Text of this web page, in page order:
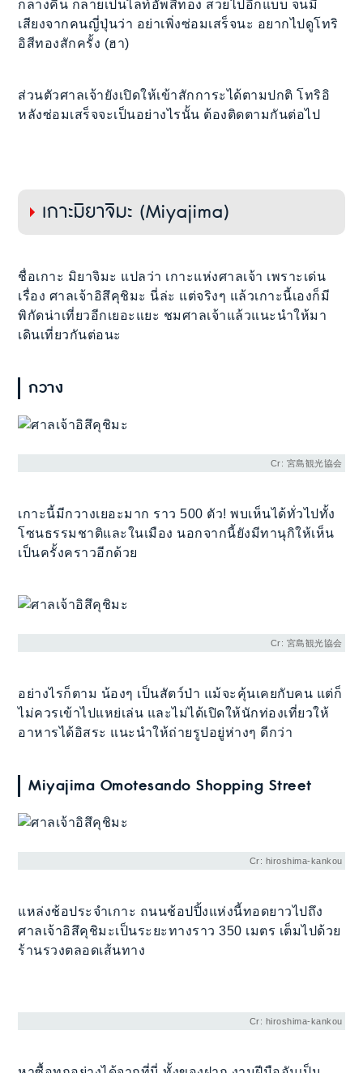
กลางคืน กลายเป็นไลท์อัพสีทอง สวยไปอีกแบบ จนมี
เสียงจากคนญี่ปุ่นว่า อย่าเพิ่งซ่อมเสร็จนะ อยากไปดูโทริ
อิสีทองสักครั้ง (ฮา)
ส่วนตัวศาลเจ้ายังเปิดให้เข้าสักการะได้ตามปกติ โทริอิ
หลังซ่อมเสร็จจะเป็นอย่างไรนั้น ต้องติดตามกันต่อไป
เกาะมิยาจิมะ (Miyajima)
ชื่อเกาะ มิยาจิมะ แปลว่า เกาะแห่งศาลเจ้า เพราะเด่น
เรื่อง ศาลเจ้าอิสึคุชิมะ นี่ล่ะ แต่จริงๆ แล้วเกาะนี้เองก็มี
พิกัดน่าเที่ยวอีกเยอะแยะ ชมศาลเจ้าแล้วแนะนำให้มา
เดินเที่ยวกันต่อนะ
กวาง
Cr: 宮島観光協会
เกาะนี้มีกวางเยอะมาก ราว 500 ตัว! พบเห็นได้ทั่วไปทั้ง
โซนธรรมชาติและในเมือง นอกจากนี้ยังมีทานุกิให้เห็น
เป็นครั้งคราวอีกด้วย
Cr: 宮島観光協会
อย่างไรก็ตาม น้องๆ เป็นสัตว์ป่า แม้จะคุ้นเคยกับคน แต่ก็
ไม่ควรเข้าไปแหย่เล่น และไม่ได้เปิดให้นักท่องเที่ยวให้
อาหารได้อิสระ แนะนำให้ถ่ายรูปอยู่ห่างๆ ดีกว่า
Miyajima Omotesando Shopping Street
Cr: hiroshima-kankou
แหล่งช้อประจำเกาะ ถนนช้อปปิ้งแห่งนี้ทอดยาวไปถึง
ศาลเจ้าอิสึคุชิมะเป็นระยะทางราว 350 เมตร เต็มไปด้วย
ร้านรวงตลอดเส้นทาง
Cr: hiroshima-kankou